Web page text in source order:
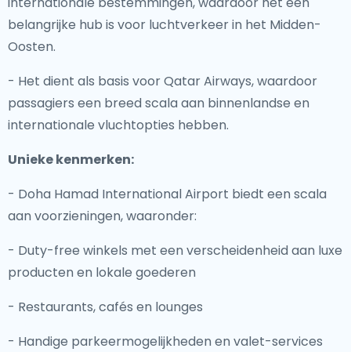
belangrijke hub is voor luchtverkeer in het Midden-
Oosten.
- Het dient als basis voor Qatar Airways, waardoor
passagiers een breed scala aan binnenlandse en
internationale vluchtopties hebben.
Unieke kenmerken:
- Doha Hamad International Airport biedt een scala
aan voorzieningen, waaronder:
- Duty-free winkels met een verscheidenheid aan luxe
producten en lokale goederen
- Restaurants, cafés en lounges
- Handige parkeermogelijkheden en valet-services